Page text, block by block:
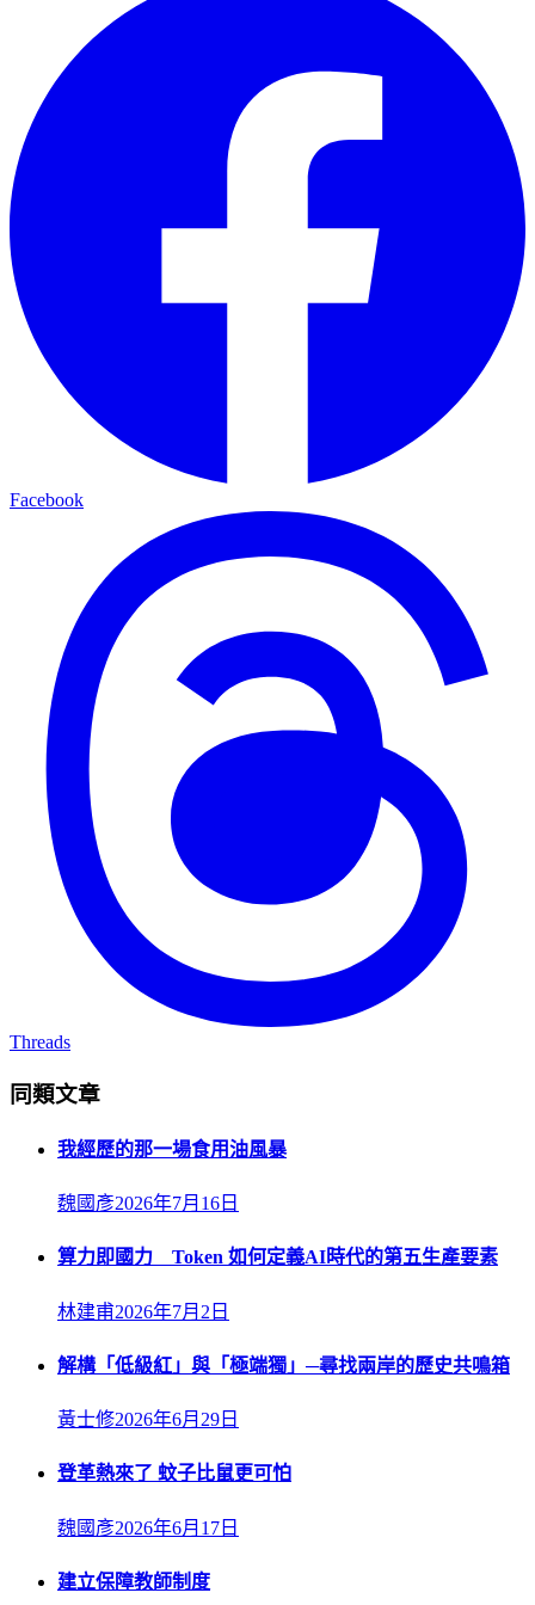
Facebook
Threads
同類文章
我經歷的那一場食用油風暴
魏國彥2026年7月16日
算力即國力 Token 如何定義AI時代的第五生產要素
林建甫2026年7月2日
解構「低級紅」與「極端獨」─尋找兩岸的歷史共鳴箱
黃士修2026年6月29日
登革熱來了 蚊子比鼠更可怕
魏國彥2026年6月17日
建立保障教師制度